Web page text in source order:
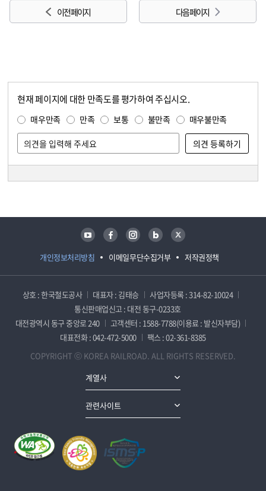
이전 페이지 다음 페이지
현재 페이지에 대한 만족도를 평가하여 주십시오.
매우만족 만족 보통 불만족 매우불만족
개인정보처리방침 이메일무단수집거부 저작권정책
유튜브 페이스북 인스타그램 블로그 트위터
상호 : 한국철도공사 대표자 : 김태승
사업자등록 : 314-82-10024
통신판매업신고 : 대전 동구-0233호
대전광역시 동구 중앙로 240
고객센터 : 1588-7788(이용료 : 발신자부담)
대표전화 : 042-472-5000
팩스 : 02-361-8385
COPYRIGHT ⓒ KOREA RAILROAD. ALL RIGHTS RESERVED.
계열사
관련사이트